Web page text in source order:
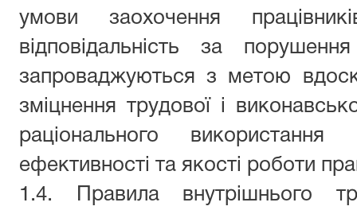
умови заохочення
відповідальність за
запроваджуються з метою
зміцнення трудової і
раціонального
ефективності та якості роботи
1.4. Правилавнутрішнього